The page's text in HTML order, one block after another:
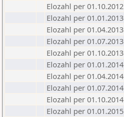
Elozahl per 01.10.2012
Elozahl per 01.01.2013
Elozahl per 01.04.2013
Elozahl per 01.07.2013
Elozahl per 01.10.2013
Elozahl per 01.01.2014
Elozahl per 01.04.2014
Elozahl per 01.07.2014
Elozahl per 01.10.2014
Elozahl per 01.01.2015